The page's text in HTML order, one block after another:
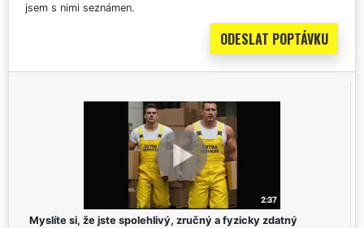
jsem s nimi seznámen.
Myslíte si, že jste spolehlivý, zručný a fyzicky zdatný